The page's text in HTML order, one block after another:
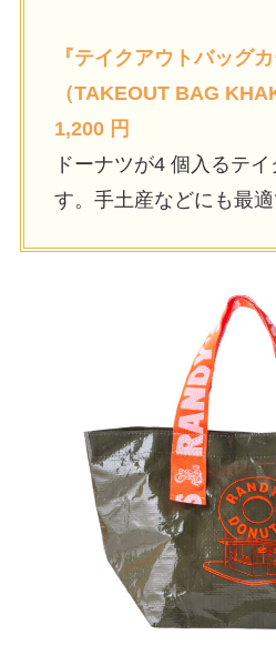
『テイクアウトバッグカ
（TAKEOUT BAG
1,200 円
ドーナツが4 個入るテ
す。手土産などにも最適